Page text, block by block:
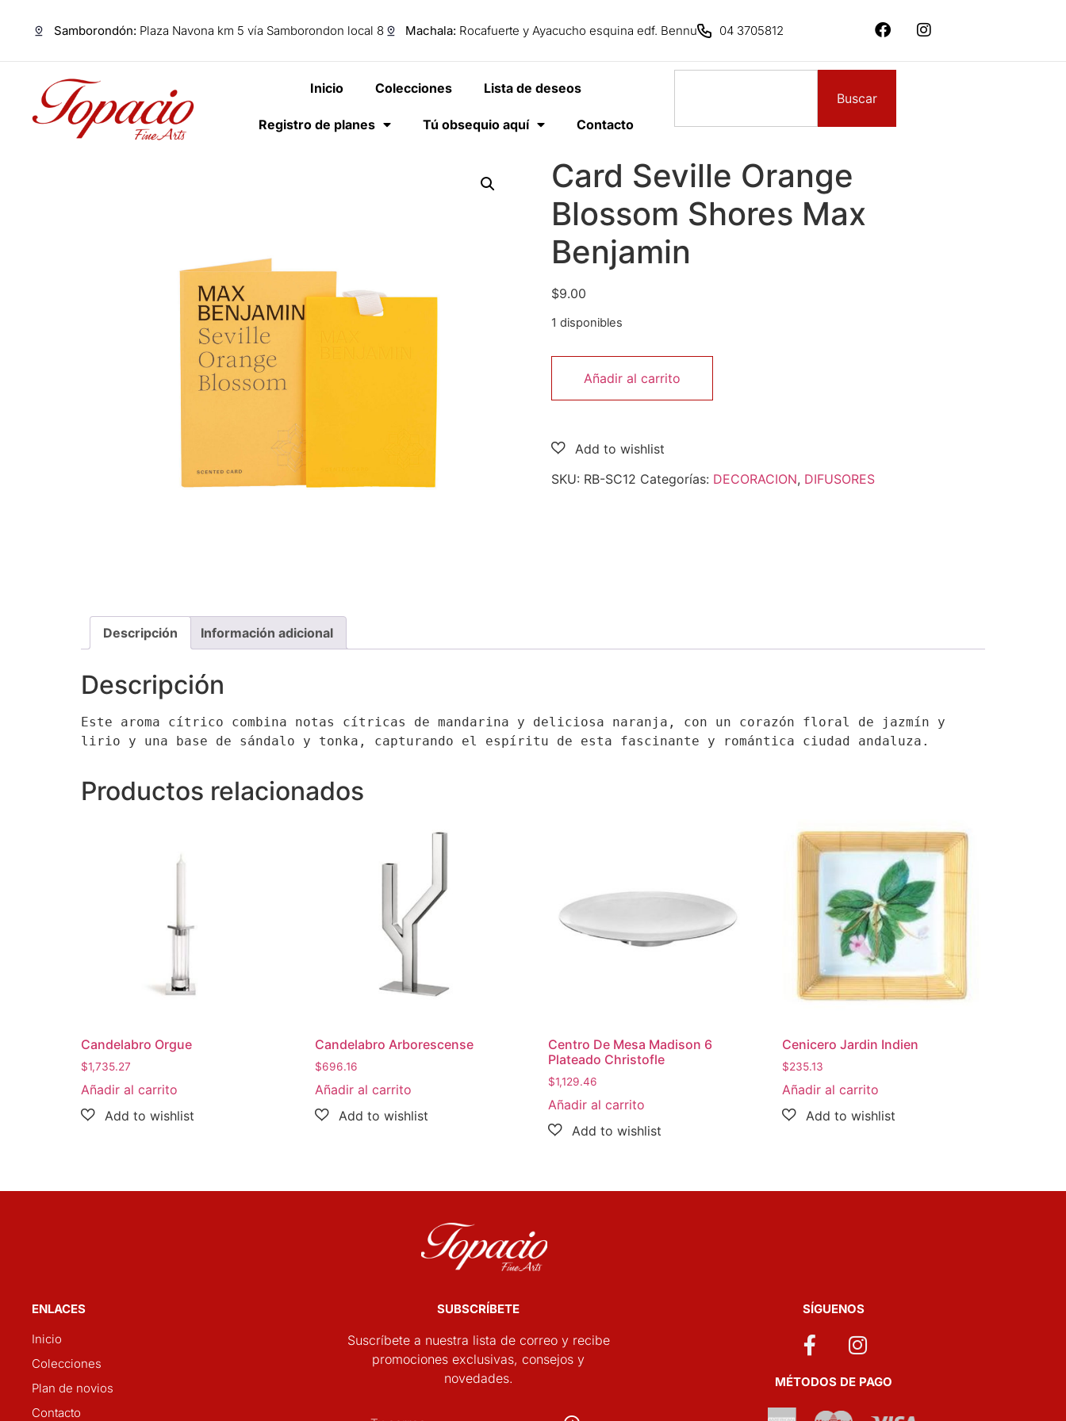
Samborondón: Plaza Navona km 5 vía Samborondon local 8 Machala: Rocafuerte y Ayacucho esquina edf. Bennu 04 3705812
Inicio Colecciones Lista de deseos
Registro de planes Tú obsequio aquí Contacto
Buscar
Card Seville Orange
Blossom Shores Max
Benjamin
$9.00
1 disponibles
Añadir al carrito
SKU: RB-SC12 Categorías: DECORACION, DIFUSORES
Descripción Información adicional
Descripción
Este aroma cítrico combina notas cítricas de mandarina y deliciosa naranja, con un corazón floral de jazmín y
lirio y una base de sándalo y tonka, capturando el espíritu de esta fascinante y romántica ciudad andaluza.
Productos relacionados
Candelabro Orgue
$1,735.27
Añadir al carrito
Candelabro Arborescense
$696.16
Añadir al carrito
Centro De Mesa Madison 6
Plateado Christofle
$1,129.46
Añadir al carrito
Cenicero Jardin Indien
$235.13
Añadir al carrito
ENLACES
Inicio
Colecciones
Plan de novios
Contacto
SUBSCRÍBETE
Suscríbete a nuestra lista de correo y recibe
promociones exclusivas, consejos y
novedades.
SÍGUENOS
MÉTODOS DE PAGO